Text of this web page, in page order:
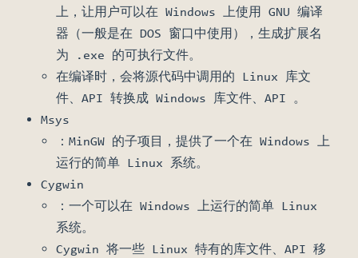
上，让用户可以在 Windows 上使用 GNU 编译
器（一般是在 DOS 窗口中使用），生成扩展名
为 .exe 的可执行文件。
在编译时，会将源代码中调用的 Linux 库文
件、API 转换成 Windows 库文件、API 。
Msys
：MinGW 的子项目，提供了一个在 Windows 上
运行的简单 Linux 系统。
Cygwin
：一个可以在 Windows 上运行的简单 Linux
系统。
Cygwin 将一些 Linux 特有的库文件、API 移